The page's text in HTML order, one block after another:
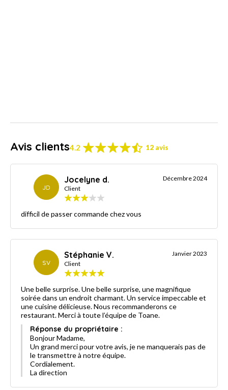
Avis clients4.2 12 avis
JD
Jocelyne d.
Client
Décembre 2024
difficil de passer commande chez vous
SV
Stéphanie V.
Client
Janvier 2023
Une belle surprise. Une belle surprise, une magnifique
soirée dans un endroit charmant. Un service impeccable et
une cuisine délicieuse. Nous recommanderons ce
restaurant. Merci à toute l’équipe de Toane.
Réponse du propriétaire :
Bonjour Madame,
Un grand merci pour votre avis, je ne manquerais pas de
le transmettre à notre équipe.
Cordialement.
La direction